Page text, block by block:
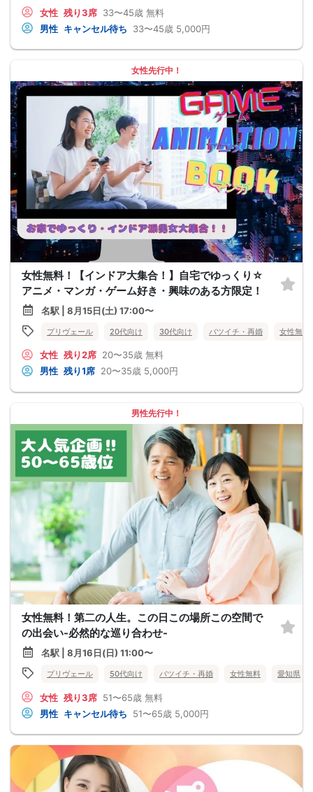
女性 残り3席 33〜45歳 無料
男性 キャンセル待ち 33〜45歳 5,000円
女性先行中！
女性無料！【インドア大集合！】自宅でゆっくり☆
アニメ・マンガ・ゲーム好き・興味のある方限定！
名駅 | 8月15日(土) 17:00〜
プリヴェール 20代向け 30代向け バツイチ・再婚 女性無料
女性 残り2席 20〜35歳 無料
男性 残り1席 20〜35歳 5,000円
男性先行中！
女性無料！第二の人生。この日この場所この空間で
の出会い-必然的な巡り合わせ-
名駅 | 8月16日(日) 11:00〜
プリヴェール 50代向け バツイチ・再婚 女性無料 愛知県
女性 残り3席 51〜65歳 無料
男性 キャンセル待ち 51〜65歳 5,000円